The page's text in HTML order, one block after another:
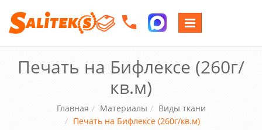
Переключение
навигации
Печать на Бифлексе (260г/
кв.м)
Главная Материалы
Виды ткани
Печать на Бифлексе (260г/кв.м)